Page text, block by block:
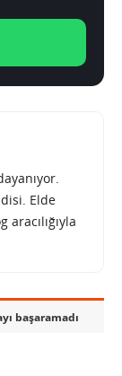
Elde
başaramadı